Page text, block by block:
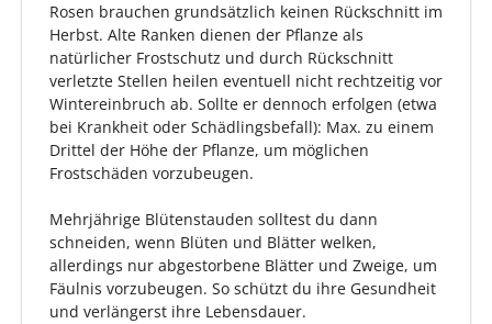
Rosen brauchen grundsätzlich keinen Rückschnitt im
Herbst. Alte Ranken dienen der Pflanze als
natürlicher Frostschutz und durch Rückschnitt
verletzte Stellen heilen eventuell nicht rechtzeitig vor
Wintereinbruch ab. Sollte er dennoch erfolgen (etwa
bei Krankheit oder Schädlingsbefall): Max. zu einem
Drittel der Höhe der Pflanze, um möglichen
Frostschäden vorzubeugen.
Mehrjährige Blütenstauden solltest du dann
schneiden, wenn Blüten und Blätter welken,
allerdings nur abgestorbene Blätter und Zweige, um
Fäulnis vorzubeugen. So schützt du ihre Gesundheit
und verlängerst ihre Lebensdauer.